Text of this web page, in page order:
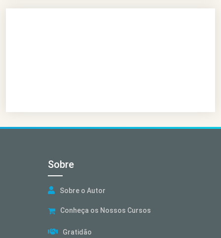
Sobre
Sobre o Autor
Conheça os Nossos Cursos
Gratidão